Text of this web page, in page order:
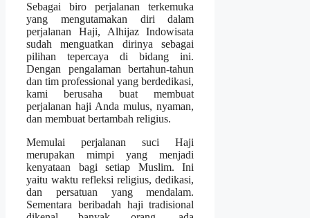
Sebagai biro perjalanan terkemuka
yang mengutamakan diri dalam
perjalanan Haji, Alhijaz Indowisata
sudah menguatkan dirinya sebagai
pilihan tepercaya di bidang ini.
Dengan pengalaman bertahun-tahun
dan tim professional yang berdedikasi,
kami berusaha buat membuat
perjalanan haji Anda mulus, nyaman,
dan membuat bertambah religius.
Memulai perjalanan suci Haji
merupakan mimpi yang menjadi
kenyataan bagi setiap Muslim. Ini
yaitu waktu refleksi religius, dedikasi,
dan persatuan yang mendalam.
Sementara beribadah haji tradisional